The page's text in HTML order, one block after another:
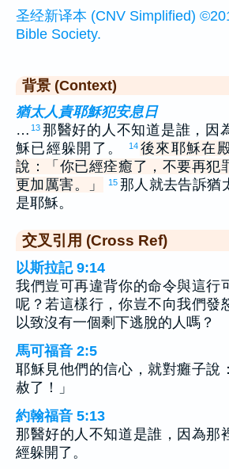
圣经新译本 (CNV Simplified)
Bible Society.
背景 (Context)
猶太人責耶穌犯安息日
… 13 那醫好的人不知道是誰，因
穌已經躲開了。
14 後來耶穌在
說：「你已經痊癒了，不要再犯
更加厲害。」
15 那人就去告訴猶
是耶穌。
交叉引用 (Cross Ref)
以斯拉記 9:14
我們豈可再違背你的命令與這行
呢？若這樣行，你豈不向我們發
以致沒有一個剩下逃脫的人嗎？
馬可福音 2:5
耶穌見他們的信心，就對癱子說
赦了！」
約翰福音 5:13
那醫好的人不知道是誰，因為那
經躲開了。